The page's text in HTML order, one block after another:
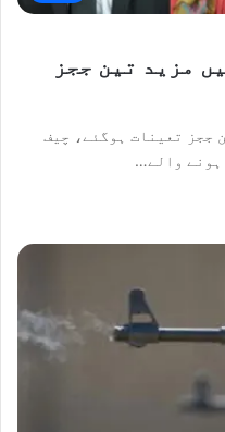
مزید تین ججز
ججز تعینات ہوگئے، چیف
ہونے والے…